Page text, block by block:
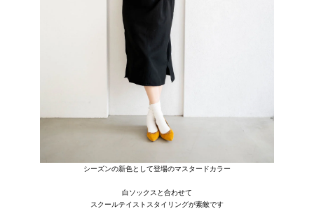
シーズンの新色として登場のマスタードカラー
白ソックスと合わせて
スクールテイストスタイリングが素敵です